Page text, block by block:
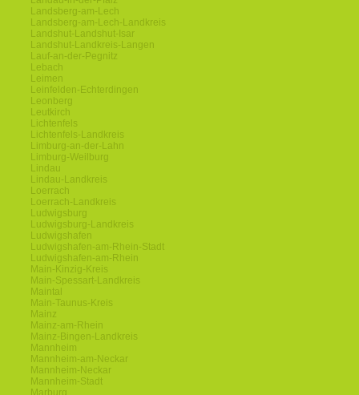
Landsberg-am-Lech
Landsberg-am-Lech-Landkreis
Landshut-Landshut-Isar
Landshut-Landkreis-Langen
Lauf-an-der-Pegnitz
Lebach
Leimen
Leinfelden-Echterdingen
Leonberg
Leutkirch
Lichtenfels
Lichtenfels-Landkreis
Limburg-an-der-Lahn
Limburg-Weilburg
Lindau
Lindau-Landkreis
Loerrach
Loerrach-Landkreis
Ludwigsburg
Ludwigsburg-Landkreis
Ludwigshafen
Ludwigshafen-am-Rhein-Stadt
Ludwigshafen-am-Rhein
Main-Kinzig-Kreis
Main-Spessart-Landkreis
Maintal
Main-Taunus-Kreis
Mainz
Mainz-am-Rhein
Mainz-Bingen-Landkreis
Mannheim
Mannheim-am-Neckar
Mannheim-Neckar
Mannheim-Stadt
Marburg